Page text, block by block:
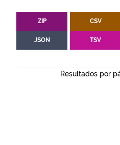
ZIP CSV
JSON TSV
Resultados por